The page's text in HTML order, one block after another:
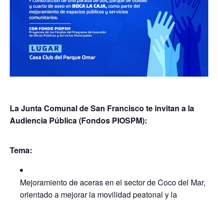
La Junta Comunal de San Francisco te invitan a la
Audiencia Pública (Fondos PIOSPM):
Tema:
Mejoramiento de aceras en el sector de Coco del Mar,
orientado a mejorar la movilidad peatonal y la